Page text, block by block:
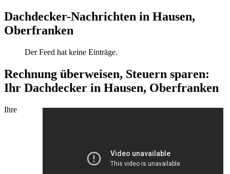
Dachdecker-Nachrichten in Hausen,
Oberfranken
Der Feed hat keine Einträge.
Rechnung überweisen, Steuern sparen:
Ihr Dachdecker in Hausen, Oberfranken
Ihre